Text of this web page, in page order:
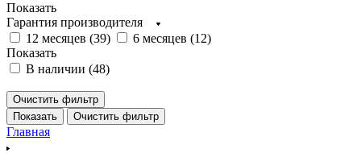
Показать
Гарантия производителя
12 месяцев (39) 6 месяцев (12)
Показать
В наличии (48)
Очистить фильтр
Показать
Очистить фильтр
Главная